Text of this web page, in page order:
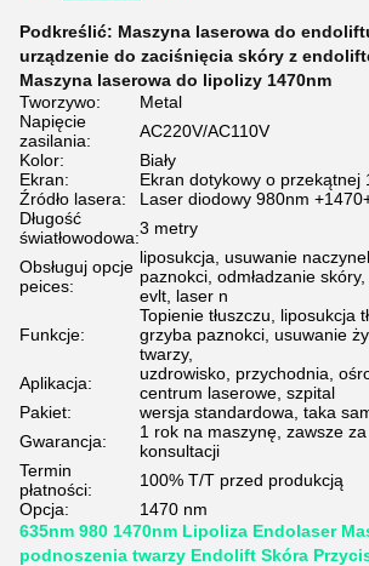
Podkreślić: Maszyna laserowa do
urządzenie do zaciśnięcia skóry z
Maszyna laserowa do lipolizy 1470nm
Tworzywo:
Metal
Napięcie
zasilania:
AC220V/AC110V
Kolor:
Biały
Ekran:
Ekran dotykowy o przekątnej
Źródło lasera:
Laser diodowy 980nm
Długość
światłowodowa:3 metry
Obsługuj opcje
peices:
liposukcja, usuwanie
paznokci, odmładzanie
evlt, laser n
Funkcje:
Topienie tłuszczu, liposukcja
grzyba paznokci, usuwanie
twarzy,
Aplikacja:
uzdrowisko, przychodnia,
centrum laserowe, szpital
Pakiet:
wersja standardowa, taka
Gwarancja:
1 rok na maszynę, zawsze
konsultacji
Termin
płatności:
100% T/T przed produkcją
Opcja:
1470 nm
635nm 980 1470nm Lipoliza Endolaser
podnoszenia twarzy Endolift Skóra